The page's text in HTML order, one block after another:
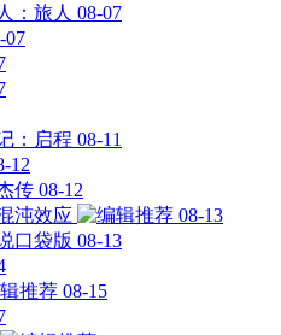
：旅人 08-07
07
：启程 08-11
12
传 08-12
沌效应
08-13
口袋版 08-13
08-15